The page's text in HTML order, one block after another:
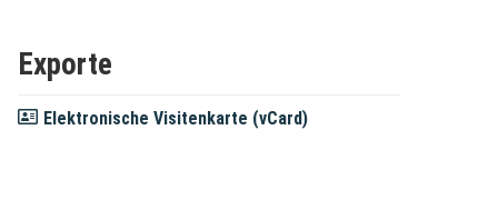
Exporte
Elektronische Visitenkarte (vCard)